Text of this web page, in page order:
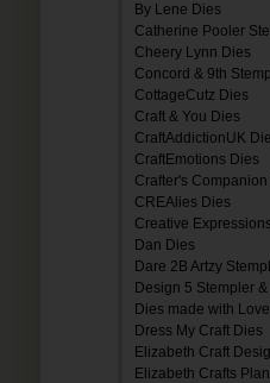
By Lene Dies
Catherine Pooler
Cheery Lynn Dies
Concord & 9th
CottageCutz Dies
Craft & You Dies
CraftAddictionUK
CraftEmotions Dies
Crafter's
CREAlies Dies
Creative
Dan Dies
Dare 2B Artzy
Design 5 Stempler
Dies made with Love
Dress My Craft Dies
Elizabeth Craft
Elizabeth Crafts